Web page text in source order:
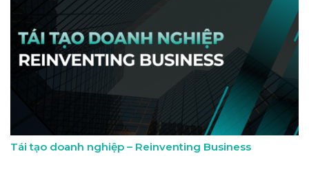
Tái tạo doanh nghiệp – Reinventing Business